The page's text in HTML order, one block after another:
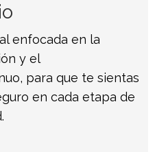
enfocada en la
y el
para que te sientas
en cada etapa de